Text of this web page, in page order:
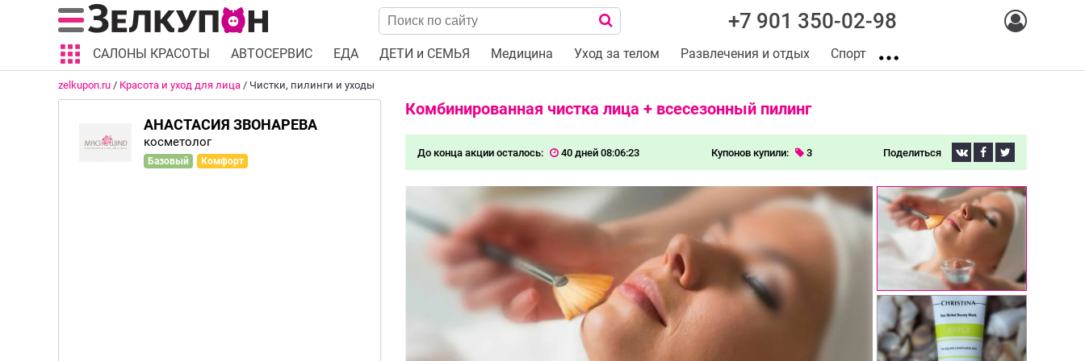
+7 901 350-02-98
САЛОНЫ КРАСОТЫ АВТОСЕРВИС ЕДА ДЕТИ и СЕМЬЯ Медицина Уход за телом Развлечения и отдых Спорт
zelkupon.ru / Красота и уход для лица / Чистки, пилинги и уходы
АНАСТАСИЯ ЗВОНАРЕВА
косметолог
Базовый Комфорт
Комбинированная чистка лица + всесезонный пилинг
До конца акции осталось: 40 дней 08:06:23 Купонов купили: 3 Поделиться